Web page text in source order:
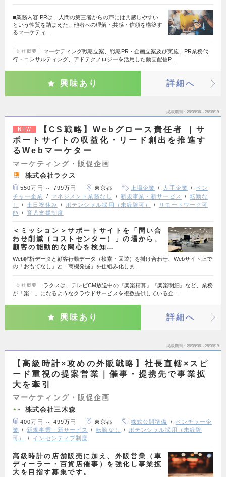
■業務内容 PRは、人間の第三者からの声には共感しやすい
という性質を踏まえた、他者への理解・共感・信頼を構築す
るマーケティ…
会社概要
マーケティング戦略立案、戦略PR・企画立案及び実施、PR業務代
行・コンサルティング、アドテクノロジーを活用した動画配信P…
興味あり 詳細へ
掲載期間 26/08/06～26/08/19
NEW
【CS戦略】Webグロース責任者 ｜サ
ポートサイトの収益化・リード創出を推進す
るWebマーケター
マーケティング・販促企画
株式会社ラクス
550万円 ～ 799万円 東京都 上場企業 大手企業
ベン
チャー企業
マネジメント業務なし 新規事業・新サービス
転勤な
し
土日祝休み ポテンシャル採用（未経験可）
リモートワーク可
能
育児支援制度
＜ミッション＞サポートサイトを「問い合
わせ削減（コストセンター）」の場から、
顧客の能動的な関心を検知…
Web解析データと顧客行動データ（検索・回遊）を掛け合わせ、Webサイト上で
の「おもてなし」と「商機発掘」を仕組み化しま…
会社概要
ラクスは、テレビCM放送中の『楽楽精算』『楽楽明細』など、業務
が「楽！」になるようなクラウドサービスを複数提供している企…
興味あり 詳細へ
掲載期間 26/08/06～26/08/19
【高級時計×攻めの外販戦略】社長直轄×スピ
ード重視の提案営業｜催事・提携先で事業拡
大を牽引
マーケティング・販促企画
株式会社三木森
400万円 ～ 499万円 東京都 株式公開準備
ベンチャー企
業
新規事業・新サービス 転勤なし
ポテンシャル採用（未経験
可）
インセンティブ制度
高級時計の店舗販売に加え、外販営業（車
ディーラー・百貨店催事）を強化し事業拡
大を目指す募集です。